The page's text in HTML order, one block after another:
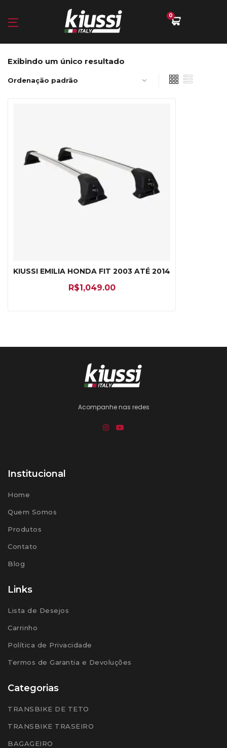
0
Exibindo um único resultado
KIUSSI EMILIA HONDA FIT 2003 ATÉ 2014
R$1,049.00
Acompanhe nas redes
Institucional
Home
Quem Somos
Produtos
Contato
Blog
Links
Lista de Desejos
Carrinho
Política de Privacidade
Termos de Garantia e Devoluções
Categorias
TRANSBIKE DE TETO
TRANSBIKE TRASEIRO
BAGAGEIRO